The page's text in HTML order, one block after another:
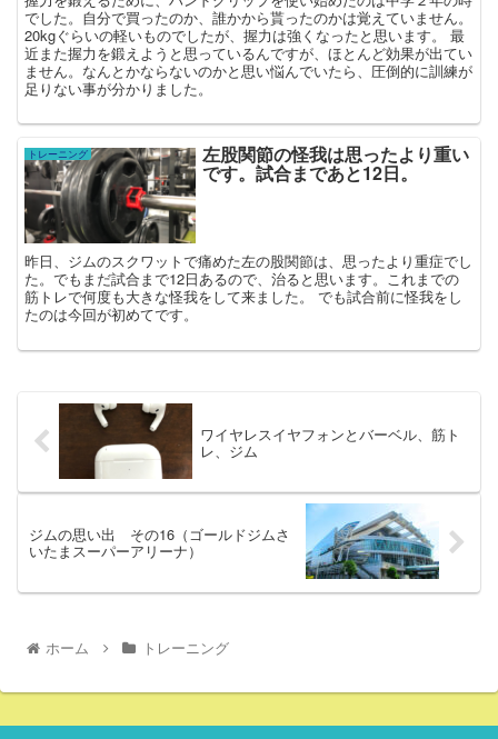
でした。自分で買ったのか、誰かから貰ったのかは覚えていません。
20kgぐらいの軽いものでしたが、握力は強くなったと思います。 最
近また握力を鍛えようと思っているんですが、ほとんど効果が出てい
ません。なんとかならないのかと思い悩んでいたら、圧倒的に訓練が
足りない事が分かりました。
トレーニング 左股関節の怪我は思ったより重い
です。試合まであと12日。
昨日、ジムのスクワットで痛めた左の股関節は、思ったより重症でし
た。でもまだ試合まで12日あるので、治ると思います。これまでの
筋トレで何度も大きな怪我をして来ました。 でも試合前に怪我をし
たのは今回が初めてです。
ワイヤレスイヤフォンとバーベル、筋ト
レ、ジム
ジムの思い出 その16（ゴールドジムさ
いたまスーパーアリーナ）
ホーム トレーニング